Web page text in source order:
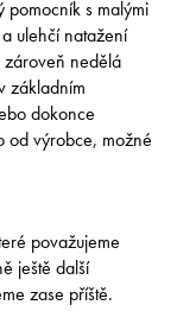
pomocník s malými
ulehčí natažení
nedělá
základním
dokonce
od výrobce, možné
považujeme
ještě další
zase příště.